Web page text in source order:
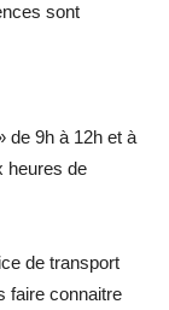
sont
de 9h à 12h et à
heures de
de transport
faire connaitre